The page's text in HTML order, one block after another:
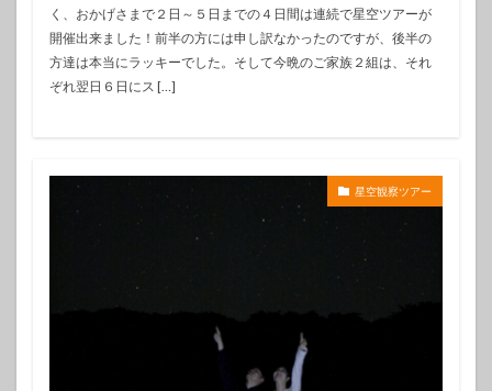
く、おかげさまで２日～５日までの４日間は連続で星空ツアーが
開催出来ました！前半の方には申し訳なかったのですが、後半の
方達は本当にラッキーでした。そして今晩のご家族２組は、それ
ぞれ翌日６日にス […]
星空観察ツアー